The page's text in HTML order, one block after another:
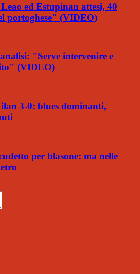
ed Estupinan attesi, 40
portoghese" (VIDEO)
"Serve intervenire e
(VIDEO)
3-0: blues dominanti,
per blasone: ma nelle